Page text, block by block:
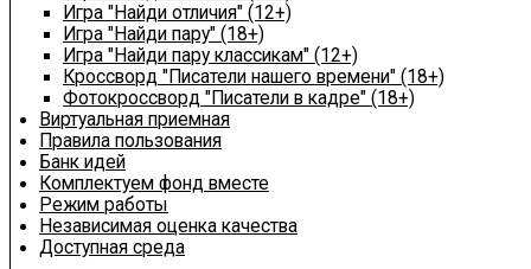
Игра "Найди отличия" (12+)
Игра "Найди пару" (18+)
Игра "Найди пару классикам" (12+)
Кроссворд "Писатели нашего времени" (18+)
Фотокроссворд "Писатели в кадре" (18+)
Виртуальная приемная
Правила пользования
Банк идей
Комплектуем фонд вместе
Режим работы
Независимая оценка качества
Доступная среда